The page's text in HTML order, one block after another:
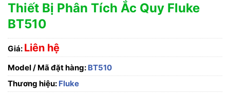
Thiết Bị Phân Tích Ắc Quy Fluke
BT510
Giá: Liên hệ
Model / Mã đặt hàng: BT510
Thương hiệu: Fluke